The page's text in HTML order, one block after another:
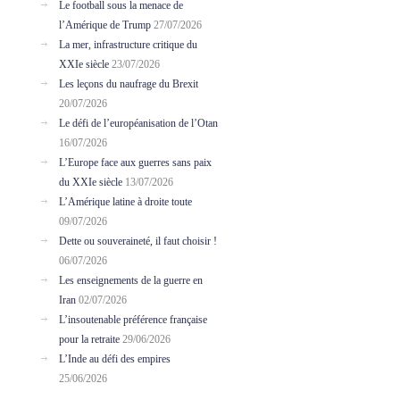
Le football sous la menace de
l’Amérique de Trump 27/07/2026
La mer, infrastructure critique du
XXIe siècle 23/07/2026
Les leçons du naufrage du Brexit
20/07/2026
Le défi de l’européanisation de l’Otan
16/07/2026
L’Europe face aux guerres sans paix
du XXIe siècle 13/07/2026
L’Amérique latine à droite toute
09/07/2026
Dette ou souveraineté, il faut choisir !
06/07/2026
Les enseignements de la guerre en
Iran 02/07/2026
L’insoutenable préférence française
pour la retraite 29/06/2026
L’Inde au défi des empires
25/06/2026